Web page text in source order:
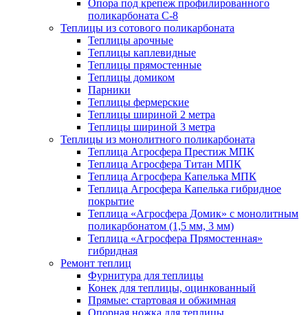
Опора под крепеж профилированного
поликарбоната С-8
Теплицы из сотового поликарбоната
Теплицы арочные
Теплицы каплевидные
Теплицы прямостенные
Теплицы домиком
Парники
Теплицы фермерские
Теплицы шириной 2 метра
Теплицы шириной 3 метра
Теплицы из монолитного поликарбоната
Теплица Агросфера Престиж МПК
Теплица Агросфера Титан МПК
Теплица Агросфера Капелька МПК
Теплица Агросфера Капелька гибридное
покрытие
Теплица «Агросфера Домик» с монолитным
поликарбонатом (1,5 мм, 3 мм)
Теплица «Агросфера Прямостенная»
гибридная
Ремонт теплиц
Фурнитура для теплицы
Конек для теплицы, оцинкованный
Прямые: стартовая и обжимная
Опорная ножка для теплицы